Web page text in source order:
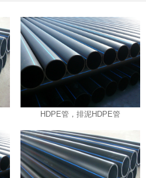
HDPE管，排泥HDPE管